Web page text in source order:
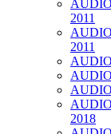
2011
AUDIO
2011
2018